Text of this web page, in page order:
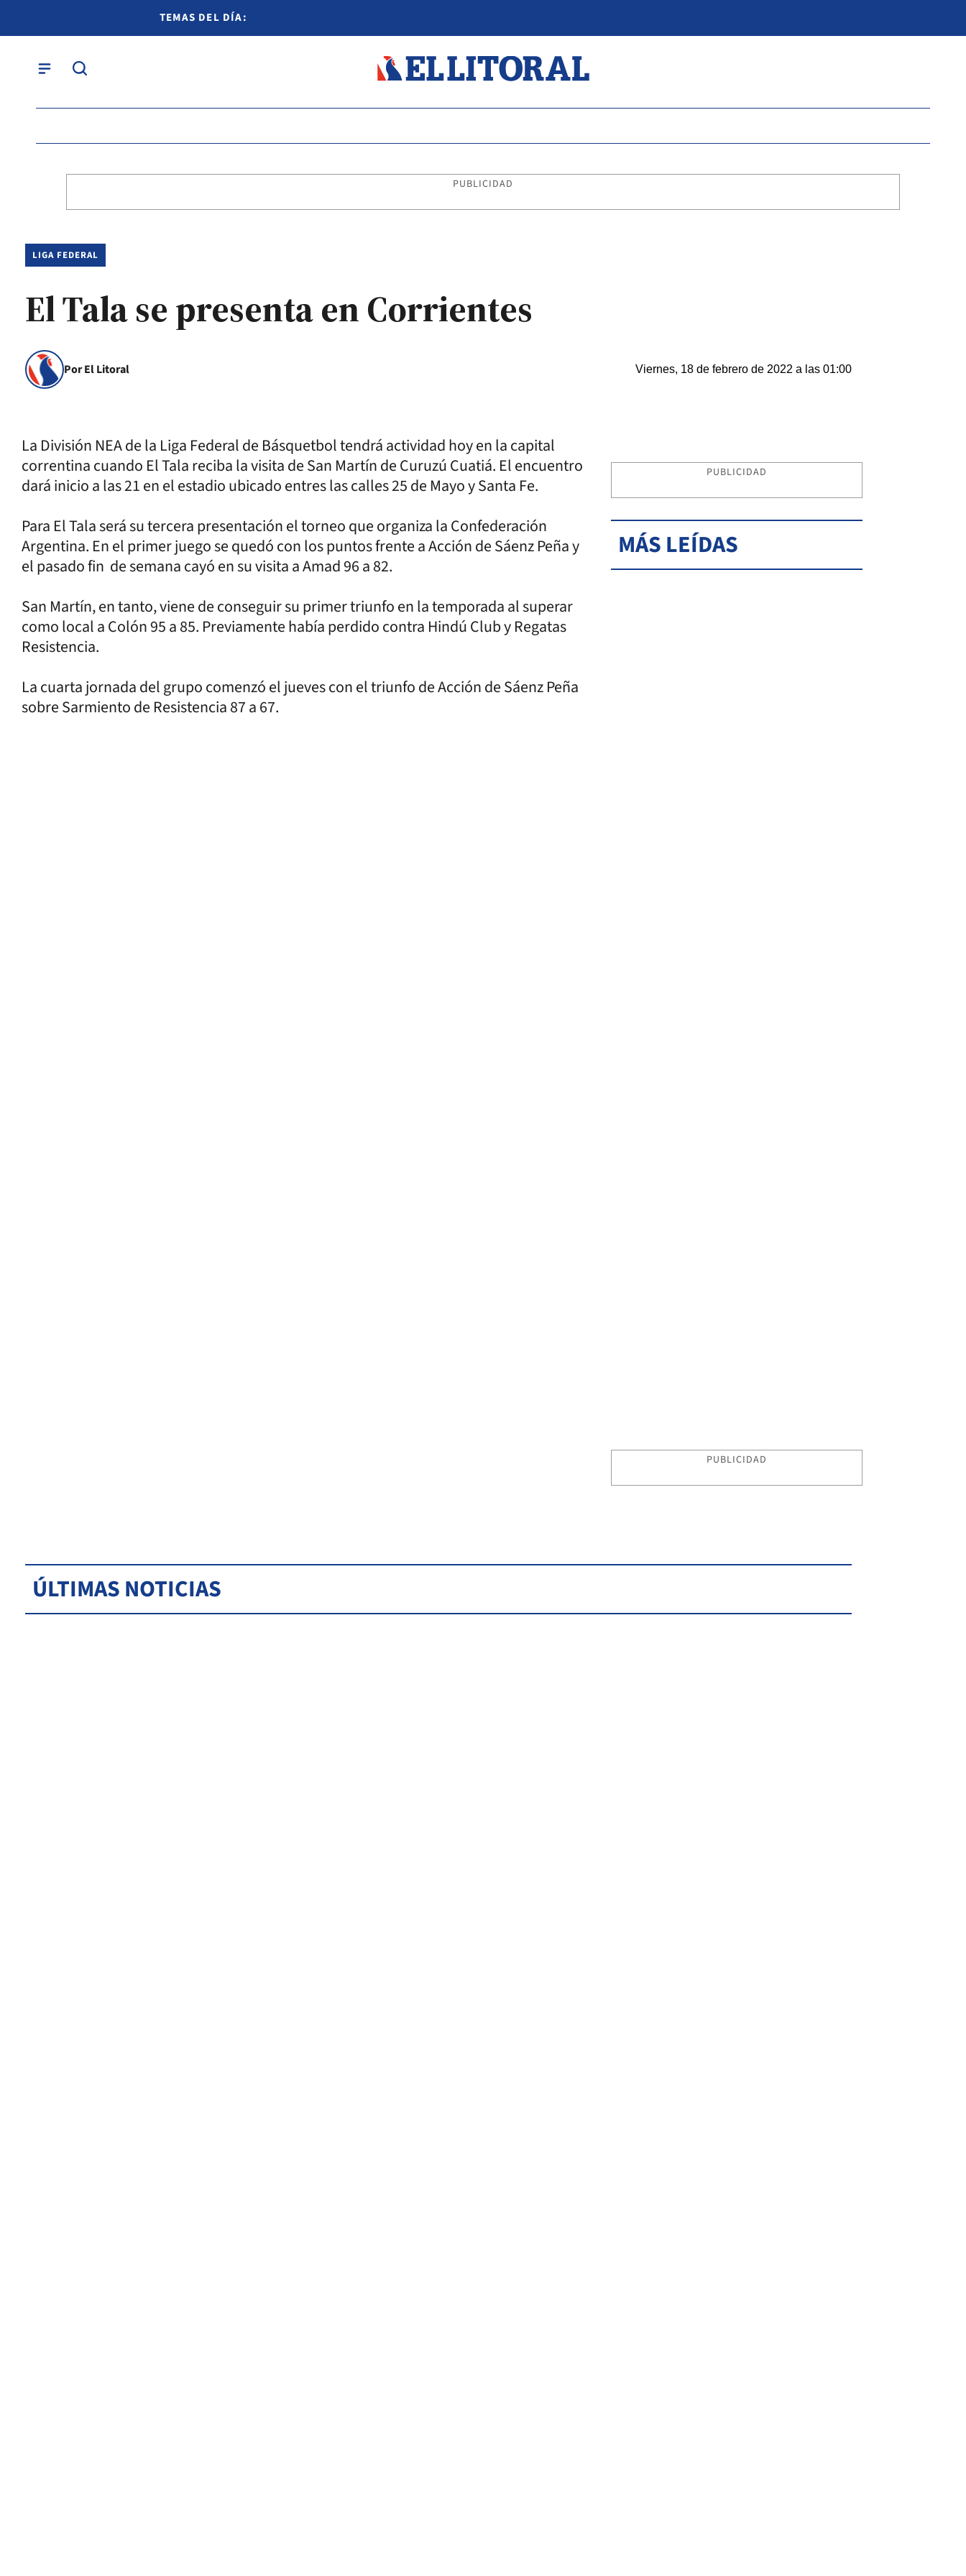
TEMAS DEL DÍA:
PUBLICIDAD
LIGA FEDERAL
El Tala se presenta en Corrientes
Por El Litoral Viernes, 18 de febrero de 2022 a las 01:00
La División NEA de la Liga Federal de Básquetbol tendrá actividad hoy en la capital
correntina cuando El Tala reciba la visita de San Martín de Curuzú Cuatiá. El encuentro
dará inicio a las 21 en el estadio ubicado entres las calles 25 de Mayo y Santa Fe.
Para El Tala será su tercera presentación el torneo que organiza la Confederación
Argentina. En el primer juego se quedó con los puntos frente a Acción de Sáenz Peña y
el pasado fin de semana cayó en su visita a Amad 96 a 82.
San Martín, en tanto, viene de conseguir su primer triunfo en la temporada al superar
como local a Colón 95 a 85. Previamente había perdido contra Hindú Club y Regatas
Resistencia.
La cuarta jornada del grupo comenzó el jueves con el triunfo de Acción de Sáenz Peña
sobre Sarmiento de Resistencia 87 a 67.
PUBLICIDAD
MÁS LEÍDAS
PUBLICIDAD
ÚLTIMAS NOTICIAS